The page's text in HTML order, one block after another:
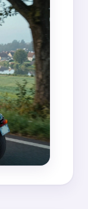
OpenStreetMap